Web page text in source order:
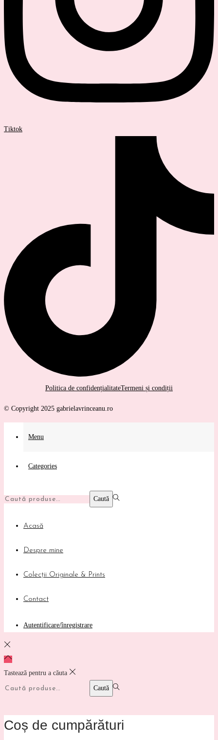
Tiktok
Politica de confidențialitateTermeni și condiții
© Copyright 2025 gabrielavrinceanu.ro
Menu
Categories
Caută:> Caută
Acasă
Despre mine
Colecții Originale & Prints
Contact
Autentificare/înregistrare
Tastează pentru a căuta
Caută:>
Caută
Coș de cumpărături